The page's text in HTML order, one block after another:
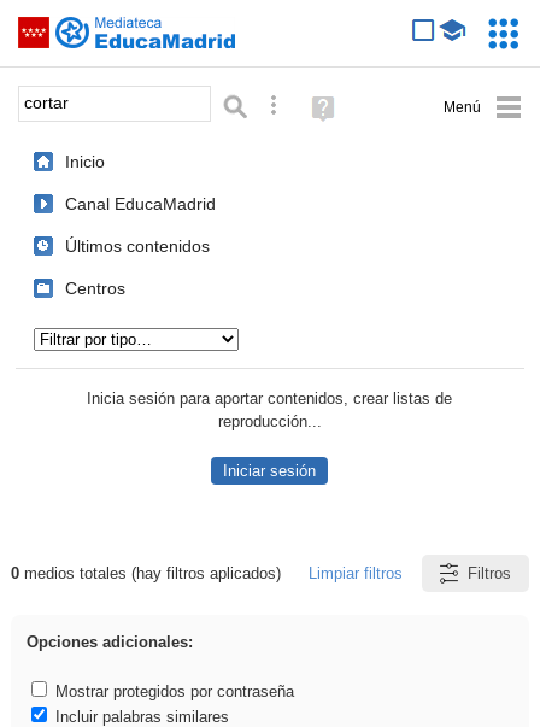
Saltar navegación
Palabra o frase: Búsqueda avanzada
Ayuda
(en
Inicio
Canal EducaMadrid
Últimos contenidos
Centros
Inicia sesión para aportar contenidos, crear listas de
reproducción...
Iniciar sesión
Resultados de: cortar
0medios totales (hay filtros aplicados) Limpiar filtros Filtros
Opciones adicionales:
Mostrar protegidos por contraseña
Incluir palabras similares